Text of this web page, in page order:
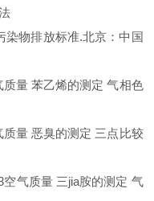
染物排放标准.北京：中国
质量 苯乙烯的测定 气相色
质量 恶臭的测定 三点比较
空气质量 三jia胺的测定 气